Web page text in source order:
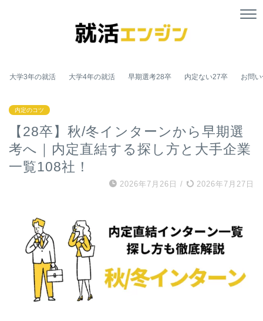
大学3年の就活 大学4年の就活 早期選考28卒 内定ない27卒 お問
内定のコツ
【28卒】秋/冬インターンから早期選
考へ｜内定直結する探し方と大手企業
一覧108社！
2026年7月26日 / 2026年7月27日